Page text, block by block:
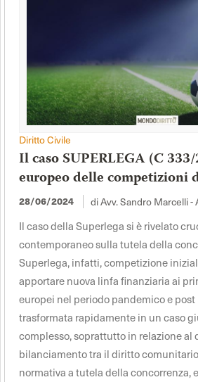
Diritto Civile
Il caso SUPERLEGA (C
europeo delle competizioni
28/06/2024 di Avv. Sandro Marcelli -
Il caso della Superlega si è rivelato
contemporaneo sulla tutela della
Superlega, infatti, competizione
apportare nuova linfa finanziaria ai
europei nel periodo pandemico e
trasformata rapidamente in un caso
complesso, soprattutto in relazione al
bilanciamento tra il diritto
normativa a tutela della concorrenza,